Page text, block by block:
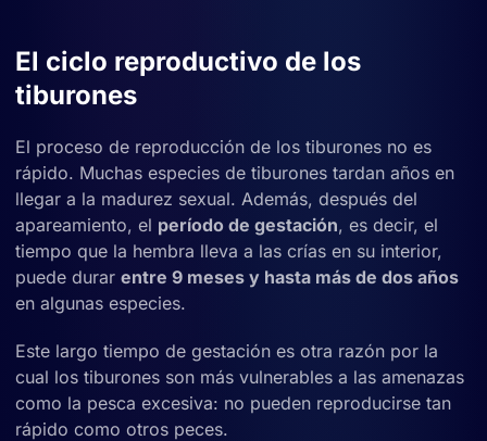
El ciclo reproductivo de los
tiburones
El proceso de reproducción de los tiburones no es
rápido. Muchas especies de tiburones tardan años en
llegar a la madurez sexual. Además, después del
apareamiento, el período de gestación, es decir, el
tiempo que la hembra lleva a las crías en su interior,
puede durar entre 9 meses y hasta más de dos años
en algunas especies.
Este largo tiempo de gestación es otra razón por la
cual los tiburones son más vulnerables a las amenazas
como la pesca excesiva: no pueden reproducirse tan
rápido como otros peces.